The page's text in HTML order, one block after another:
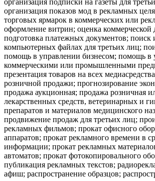
организация показов мод в рекламных
торговых ярмарок в коммерческих или
оформление витрин; оценка коммерческой
подготовка платежных документов;
компьютерных файлах для третьих лиц;
помощь в управлении бизнесом; помощь в
коммерческими или промышленными
презентация товаров на всех
розничной продажи; прогнозирование
продажа аукционная; продажа розничная
лекарственных средств, ветеринарных и
препаратов и материалов медицинского
продвижение продаж для третьих лиц;
рекламных фильмов; прокат офисного
аппаратов; прокат рекламного времени в
информации; прокат рекламных
автоматов; прокат фотокопировального
публикация рекламных текстов;
афиш; распространение образцов;